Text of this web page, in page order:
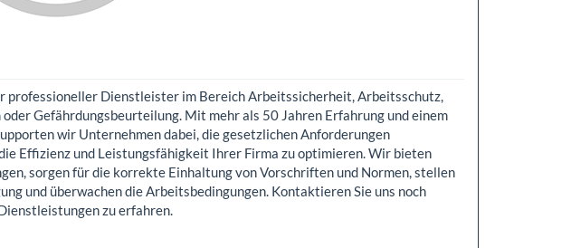
professioneller Dienstleister im Bereich Arbeitssicherheit, Arbeitsschutz,
Gefährdungsbeurteilung. Mit mehr als 50 Jahren Erfahrung und einem
wir Unternehmen dabei, die gesetzlichen Anforderungen
Effizienz und Leistungsfähigkeit Ihrer Firma zu optimieren. Wir bieten
sorgen für die korrekte Einhaltung von Vorschriften und Normen, stellen
und überwachen die Arbeitsbedingungen. Kontaktieren Sie uns noch
zu erfahren.